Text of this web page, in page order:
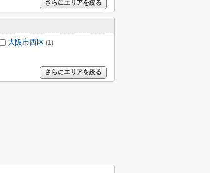
さらにエリアを絞る
大阪市西区 (1)
さらにエリアを絞る